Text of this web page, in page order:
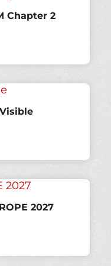
Chapter 2
2027